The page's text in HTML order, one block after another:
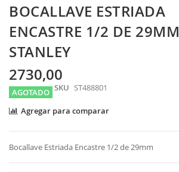
Skip
to
the
beginning
of
the
images
gallery
BOCALLAVE ESTRIADA
ENCASTRE 1/2 DE 29MM
STANLEY
2730,00
AGOTADO SKU ST488801
Agregar para comparar
Bocallave Estriada Encastre 1/2 de 29mm